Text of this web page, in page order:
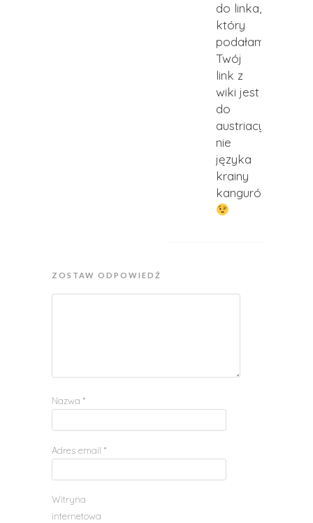
do linka,
który
podałam.
Twój
link z
wiki jest
do
austriacyzmów
nie
języka
krainy
kangurów
ZOSTAW ODPOWIEDŹ
Nazwa *
Adres email *
Witryna
internetowa